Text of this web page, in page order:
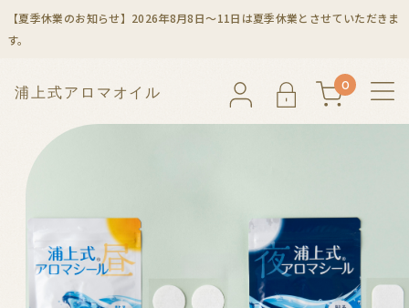
【夏季休業のお知らせ】2026年8月8日～11日は夏季休業とさせていただきま
す。
浦 上 式 ア ロ マ オ イ ル
0